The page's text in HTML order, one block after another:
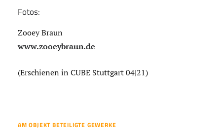
Fotos:
Zooey Braun
www.zooeybraun.de
(Erschienen in CUBE Stuttgart 04|21)
AM OBJEKT BETEILIGTE GEWERKE